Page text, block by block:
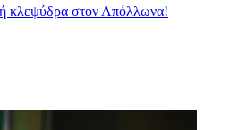
κλεψύδρα στον Απόλλωνα!